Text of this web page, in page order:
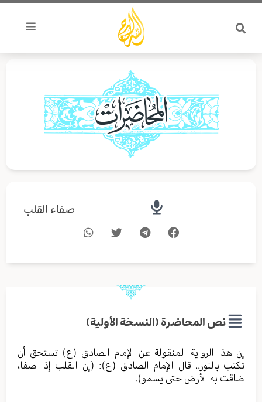
تخطي
المحتوى
صفاء القلب
نص المحاضرة (النسخة الأولية)
إن هذا الرواية المنقولة عن الإمام الصادق (ع) تستحق أن
تكتب بالنور.. قال الإمام الصادق (ع): (إن القلب إذا صفا،
ضاقت به الأرض حتى يسمو).